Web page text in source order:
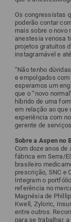
Os congressistas
poderão contar
mais sobre o novo
anestesia venosa
projetos gratuitos
instagramável e
“Não tenho
e empolgados
esperamos um
que o “novo
híbrido de uma
em relação ao que
experiência com
gerente de
Sobre a Aspen no
Com doze anos de
fábrica em Serra/
brasileiro
prescrição, SNC e
Integram o
referência no
Magnésia de
Kwell, Zyloric,
entre outros.
para se trabalhar,